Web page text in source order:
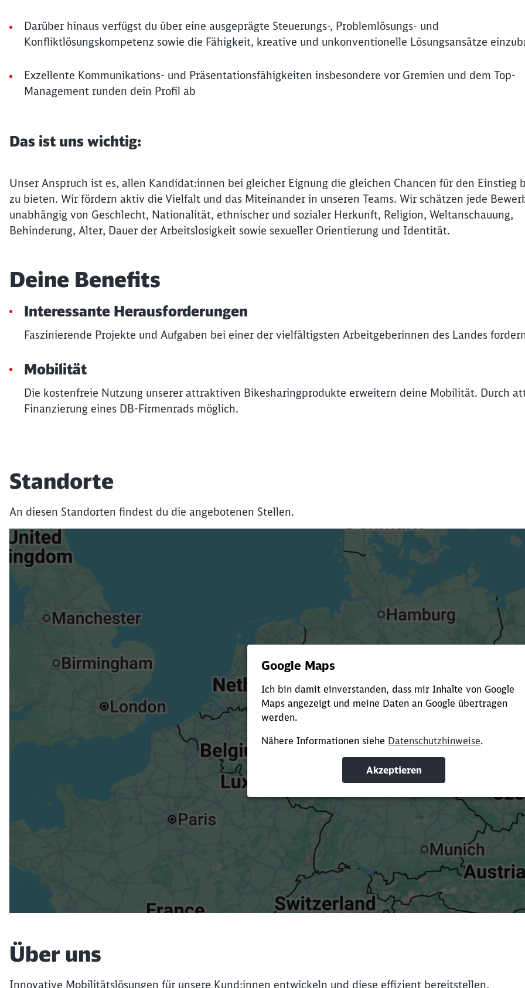
Darüber hinaus verfügst du über eine ausgeprägte Steuerungs-, Problemlösungs- und
Konfliktlösungskompetenz sowie die Fähigkeit, kreative und unkonventionelle Lösungsansätze
Exzellente Kommunikations- und Präsentationsfähigkeiten insbesondere vor Gremien und dem Top-
Management runden dein Profil ab
Das ist uns wichtig:
Unser Anspruch ist es, allen Kandidat:innen bei gleicher Eignung die gleichen Chancen für den Einstieg
zu bieten. Wir fördern aktiv die Vielfalt und das Miteinander in unseren Teams. Wir schätzen jede
unabhängig von Geschlecht, Nationalität, ethnischer und sozialer Herkunft, Religion, Weltanschauung,
Behinderung, Alter, Dauer der Arbeitslosigkeit sowie sexueller Orientierung und Identität.
Deine Benefits
Interessante Herausforderungen
Faszinierende Projekte und Aufgaben bei einer der vielfältigsten Arbeitgeberinnen des Landes
Mobilität
Die kostenfreie Nutzung unserer attraktiven Bikesharingprodukte erweitern deine Mobilität. Durch
Finanzierung eines DB-Firmenrads möglich.
Standorte
An diesen Standorten findest du die angebotenen Stellen.
Es dauert dir zu lange?
Suchbegriffe eingeben
Über uns
Innovative Mobilitätslösungen für unsere Kund:innen entwickeln und diese effizient bereitstellen,
Möchten Sie zuweitergeleitet werden?
Abbrechen